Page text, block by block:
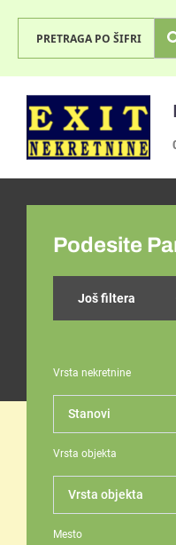
Podesite
Još filtera
Vrsta nekretnine
Vrsta objekta
Mesto